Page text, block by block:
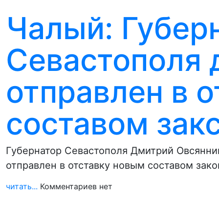
Чалый:
отправлен в
составом
Губернатор Севастополя Дмитрий
отправлен в отставку новым составом
читать... Комментариев нет